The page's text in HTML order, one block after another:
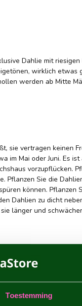
Toestemming
Dahlie mit
wirklich etwas
werden ab Mitte
sie vertragen keinen
im Mai oder Juni. Es
vorzupflücken.
Pflanzen Sie die
können. Pflanzen
Dahlien zu dicht
länger und
20-30 cm